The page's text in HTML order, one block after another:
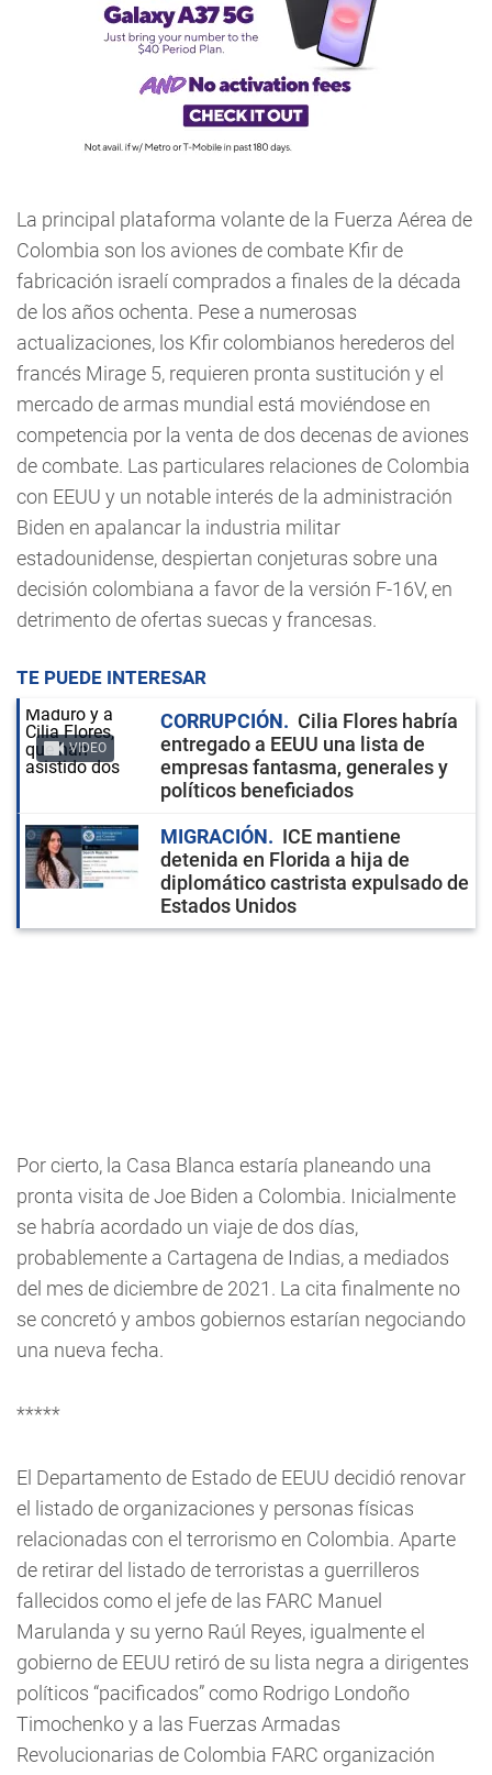
La principal plataforma volante de la Fuerza Aérea de
Colombia son los aviones de combate Kfir de
fabricación israelí comprados a finales de la década
de los años ochenta. Pese a numerosas
actualizaciones, los Kfir colombianos herederos del
francés Mirage 5, requieren pronta sustitución y el
mercado de armas mundial está moviéndose en
competencia por la venta de dos decenas de aviones
de combate. Las particulares relaciones de Colombia
con EEUU y un notable interés de la administración
Biden en apalancar la industria militar
estadounidense, despiertan conjeturas sobre una
decisión colombiana a favor de la versión F-16V, en
detrimento de ofertas suecas y francesas.
TE PUEDE INTERESAR
VIDEO
CORRUPCIÓN
Cilia Flores habría
entregado a EEUU una lista de
empresas fantasma, generales y
políticos beneficiados
MIGRACIÓN
ICE mantiene
detenida en Florida a hija de
diplomático castrista expulsado de
Estados Unidos
Por cierto, la Casa Blanca estaría planeando una
pronta visita de Joe Biden a Colombia. Inicialmente
se habría acordado un viaje de dos días,
probablemente a Cartagena de Indias, a mediados
del mes de diciembre de 2021. La cita finalmente no
se concretó y ambos gobiernos estarían negociando
una nueva fecha.
*****
El Departamento de Estado de EEUU decidió renovar
el listado de organizaciones y personas físicas
relacionadas con el terrorismo en Colombia. Aparte
de retirar del listado de terroristas a guerrilleros
fallecidos como el jefe de las FARC Manuel
Marulanda y su yerno Raúl Reyes, igualmente el
gobierno de EEUU retiró de su lista negra a dirigentes
políticos “pacificados” como Rodrigo Londoño
Timochenko y a las Fuerzas Armadas
Revolucionarias de Colombia FARC organización